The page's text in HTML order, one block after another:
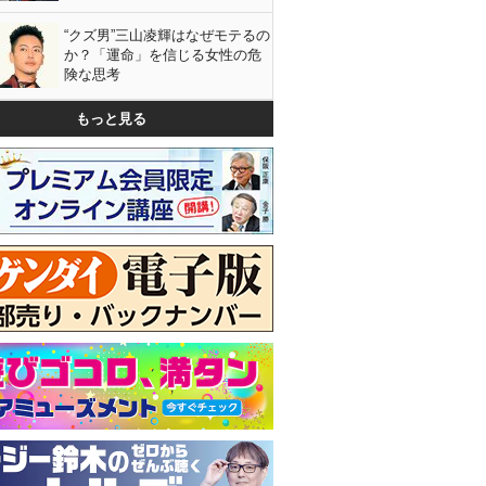
“クズ男”三山凌輝はなぜモテるの
か？「運命」を信じる女性の危
険な思考
もっと見る